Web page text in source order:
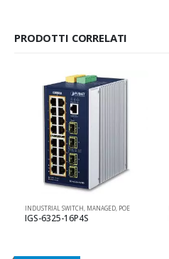
PRODOTTI CORRELATI
INDUSTRIAL SWITCH MANAGED POE
IGS-6325-16P4S